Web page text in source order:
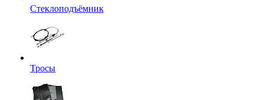
Стеклоподъёмник
Тросы